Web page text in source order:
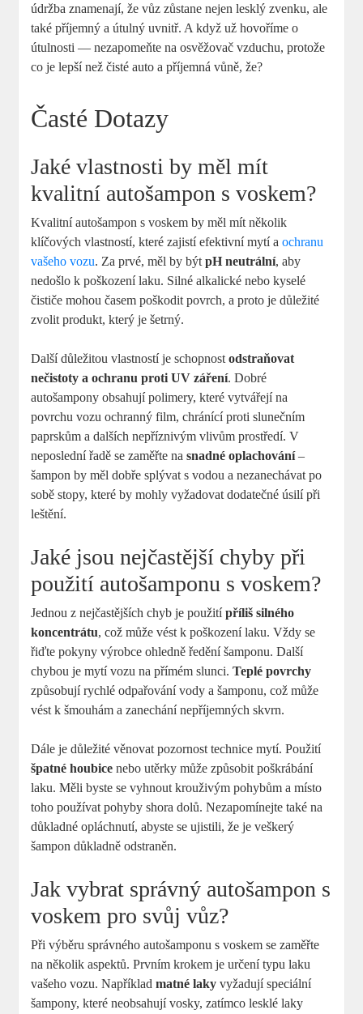
údržba znamenají, že vůz zůstane nejen lesklý zvenku, ale
také příjemný a útulný uvnitř. A když už hovoříme o
útulnosti — nezapomeňte na osvěžovač vzduchu, protože
co je lepší než čisté auto a příjemná vůně, že?
Časté Dotazy
Jaké vlastnosti by měl mít
kvalitní autošampon s voskem?
Kvalitní autošampon s voskem by měl mít několik
klíčových vlastností, které zajistí efektivní mytí aochranu
vašeho vozu. Za prvé, měl by býtpH neutrální, aby
nedošlo k poškození laku. Silné alkalické nebo kyselé
čističe mohou časem poškodit povrch, a proto je důležité
zvolit produkt, který je šetrný.
Další důležitou vlastností je schopnostodstraňovat
nečistoty a ochranu proti UV záření. Dobré
autošampony obsahují polimery, které vytvářejí na
povrchu vozu ochranný film, chránící proti slunečním
paprskům a dalších nepříznivým vlivům prostředí. V
neposlední řadě se zaměřte nasnadné oplachování–
šampon by měl dobře splývat s vodou a nezanechávat po
sobě stopy, které by mohly vyžadovat dodatečné úsilí při
leštění.
Jaké jsou nejčastější chyby při
použití autošamponu s voskem?
Jednou z nejčastějších chyb je použitípříliš silného
koncentrátu, což může vést k poškození laku. Vždy se
řiďte pokyny výrobce ohledně ředění šamponu. Další
chybou je mytí vozu na přímém slunci.Teplé povrchy
způsobují rychlé odpařování vody a šamponu, což může
vést k šmouhám a zanechání nepříjemných skvrn.
Dále je důležité věnovat pozornost technice mytí. Použití
špatné houbice nebo utěrky může způsobit poškrábání
laku. Měli byste se vyhnout krouživým pohybům a místo
toho používat pohyby shora dolů. Nezapomínejte také na
důkladné opláchnutí, abyste se ujistili, že je veškerý
šampon důkladně odstraněn.
Jak vybrat správný autošampon s
voskem pro svůj vůz?
Při výběru správného autošamponu s voskem se zaměřte
na několik aspektů. Prvním krokem je určení typu laku
vašeho vozu. Napříkladmatné laky vyžadují speciální
šampony, které neobsahují vosky, zatímco lesklé laky